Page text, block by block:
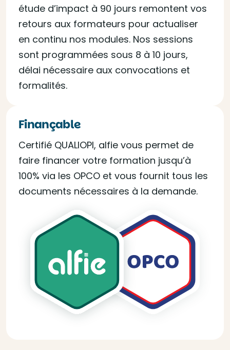
étude d’impact à 90 jours remontent vos
retours aux formateurs pour actualiser
en continu nos modules. Nos sessions
sont programmées sous 8 à 10 jours,
délai nécessaire aux convocations et
formalités.
Finançable
Certifié QUALIOPI, alfie vous permet de
faire financer votre formation jusqu’à
100% via les OPCO et vous fournit tous les
documents nécessaires à la demande.